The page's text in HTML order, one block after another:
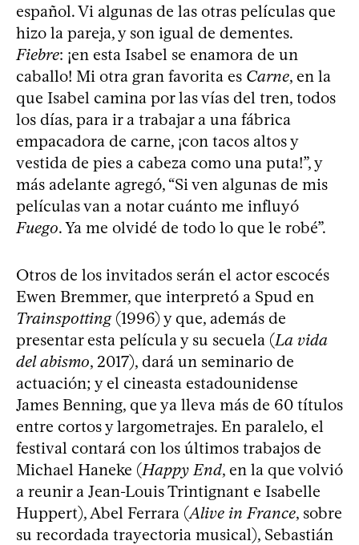
español. Vi algunas de las otras películas que
hizo la pareja, y son igual de dementes.
Fiebre: ¡en esta Isabel se enamora de un
caballo! Mi otra gran favorita es Carne, en la
que Isabel camina por las vías del tren, todos
los días, para ir a trabajar a una fábrica
empacadora de carne, ¡con tacos altos y
vestida de pies a cabeza como una puta!”, y
más adelante agregó, “Si ven algunas de mis
películas van a notar cuánto me influyó
Fuego. Ya me olvidé de todo lo que le robé”.
Otros de los invitados serán el actor escocés
Ewen Bremmer, que interpretó a Spud en
Trainspotting(1996) y que, además de
presentar esta película y su secuela (La vida
del abismo, 2017), dará un seminario de
actuación; y el cineasta estadounidense
James Benning, que ya lleva más de 60 títulos
entre cortos y largometrajes. En paralelo, el
festival contará con los últimos trabajos de
Michael Haneke (Happy End, en la que volvió
a reunir a Jean-Louis Trintignant e Isabelle
Huppert), Abel Ferrara (Alive in France, sobre
su recordada trayectoria musical), Sebastián